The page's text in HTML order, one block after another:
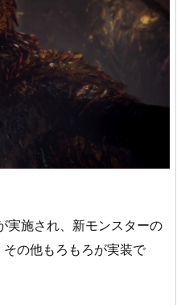
実施され、新モンスターの
その他もろもろが実装で